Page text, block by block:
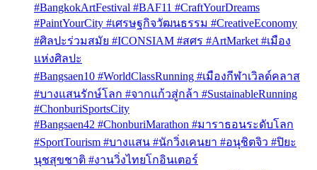
#BangkokArtFestival #BAF11 #CraftYourDreams
#PaintYourCity #เศรษฐกิจวัฒนธรรม #CreativeEconomy
#ศิลปะร่วมสมัย #ICONSIAM #สศร #ArtMarket #เมือง
แห่งศิลปะ
#Bangsaen10 #WorldClassRunning #เมืองกีฬาเวิลด์คลาส
#บางแสนรักษ์โลก #จากแก้วสู่กล้า #SustainableRunning
#ChonburiSportsCity
#Bangsaen42 #ChonburiMarathon #มาราธอนระดับโลก
#SportTourism #บางแสน #นักวิ่งเคนยา #อนุชิตจิว #ปิยะ
นุชสุขชาติ #งานวิ่งไทยโกอินเตอร์